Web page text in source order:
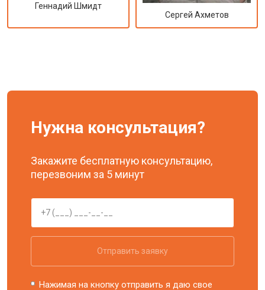
Геннадий Шмидт
Сергей Ахметов
Нужна консультация?
Закажите бесплатную консультацию,
перезвоним за 5 минут
Отправить заявку
Нажимая на кнопку отправить я даю свое